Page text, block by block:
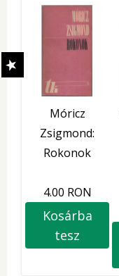
Móricz
Zsigmond:
Rokonok
4.00 RON
Kosárba
tesz